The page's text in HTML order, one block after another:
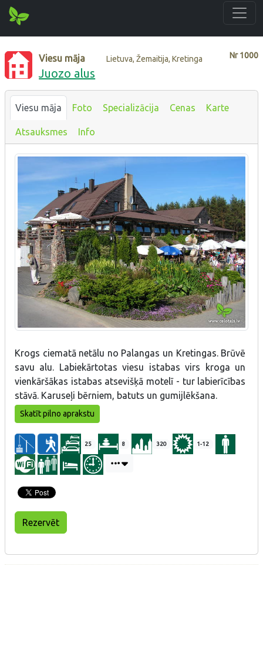
Nr1000
Viesu māja Lietuva, Žemaitija, Kretinga
Juozo alus
Viesu māja Foto Specializācija Cenas Karte
Atsauksmes Info
Krogs ciematā netālu no Palangas un Kretingas. Brūvē
savu alu. Labiekārtotas viesu istabas virs kroga un
vienkāršākas istabas atsevišķā motelī - tur labierīcības
stāvā. Karuseļi bērniem, batuts un gumijlēkšana.
Skatīt pilno aprakstu
25 8 320 1-12
Rezervēt